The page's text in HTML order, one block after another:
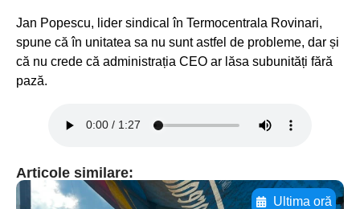
Jan Popescu, lider sindical în Termocentrala Rovinari,
spune că în unitatea sa nu sunt astfel de probleme, dar și
că nu crede că administrația CEO ar lăsa subunități fără
pază.
Articole similare:
Ultima oră